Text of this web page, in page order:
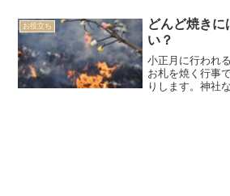
お役立ち
どんど焼きに
い？
小正月に行われ
お札を焼く行事
りします。神社